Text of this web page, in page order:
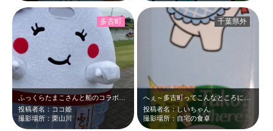
ふっくらたまこさんと船のコラボショットです！
投稿者名：ココ姫
撮影場所：栗山川
多古町
へぇ～多古町ってこんなところにあるんだ～！！
投稿者名：しいちゃん
撮影場所：自宅の食卓
千葉県外